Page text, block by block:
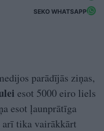
SEKO WHATSAPP
parādījās ziņas,
esot 5000 eiro liels
esot ļaunprātīga
arī tika vairākkārt